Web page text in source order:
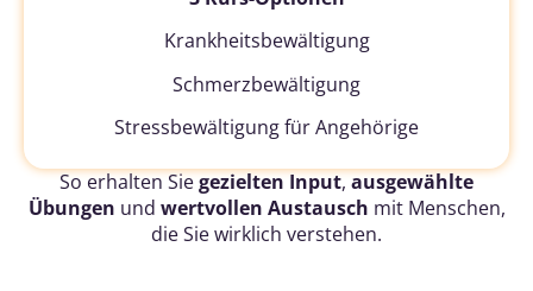
Krankheitsbewältigung
Schmerzbewältigung
Stressbewältigungfür Angehörige
So erhalten Siegezielten Input,ausgewählte
Übungen und wertvollen Austausch mit Menschen,
die Sie wirklich verstehen.